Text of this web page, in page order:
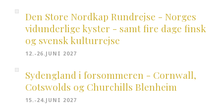
Den Store Nordkap Rundrejse - Norges
vidunderlige kyster - samt fire dage finsk
og svensk kulturrejse
12.-26.JUNI 2027
Sydengland i forsommeren - Cornwall,
Cotswolds og Churchills Blenheim
15.-24.JUNI 2027